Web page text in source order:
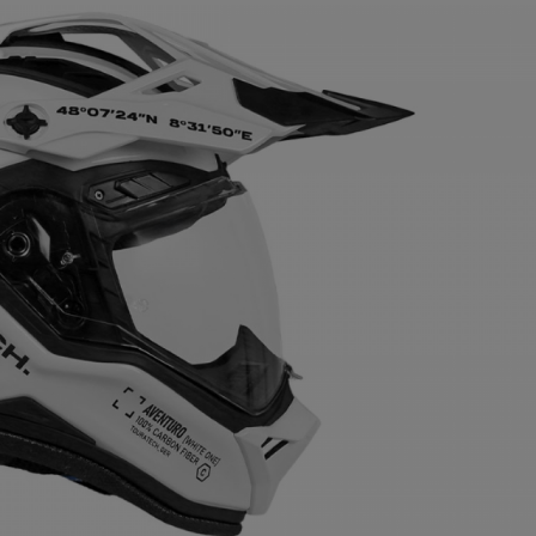
升級方案，這波充滿濃烈「美式風格」的大方送
得近期有意購車的消費者親自走一趟展間。